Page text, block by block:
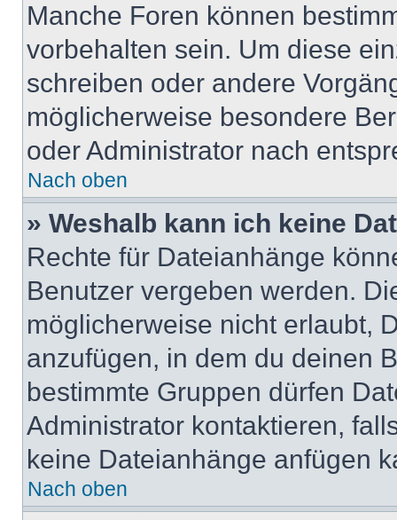
Manche Foren können
vorbehalten sein. Um diese
schreiben oder andere
möglicherweise besondere
oder Administrator nach
Nach oben
» Weshalb kann ich keine
Rechte für Dateianhänge
Benutzer vergeben werden.
möglicherweise nicht erlaubt,
anzufügen, in dem du deinen
bestimmte Gruppen dürfen
Administrator kontaktieren,
keine Dateianhänge anfügen
Nach oben